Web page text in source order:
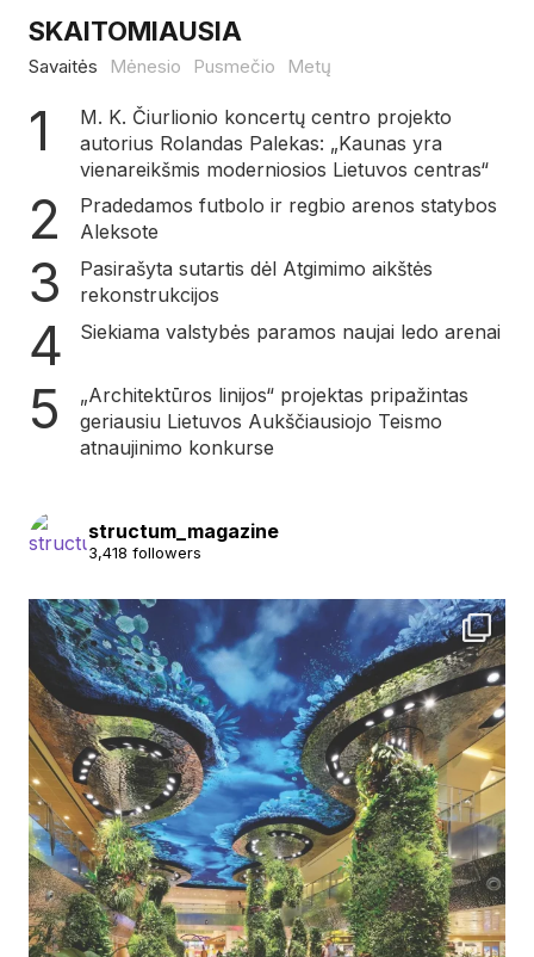
SKAITOMIAUSIA
Savaitės Mėnesio Pusmečio Metų
M. K. Čiurlionio koncertų centro projekto
autorius Rolandas Palekas: „Kaunas yra
vienareikšmis moderniosios Lietuvos centras“
Pradedamos futbolo ir regbio arenos statybos
Aleksote
Pasirašyta sutartis dėl Atgimimo aikštės
rekonstrukcijos
Siekiama valstybės paramos naujai ledo arenai
„Architektūros linijos“ projektas pripažintas
geriausiu Lietuvos Aukščiausiojo Teismo
atnaujinimo konkurse
structum_magazine
3,418 followers